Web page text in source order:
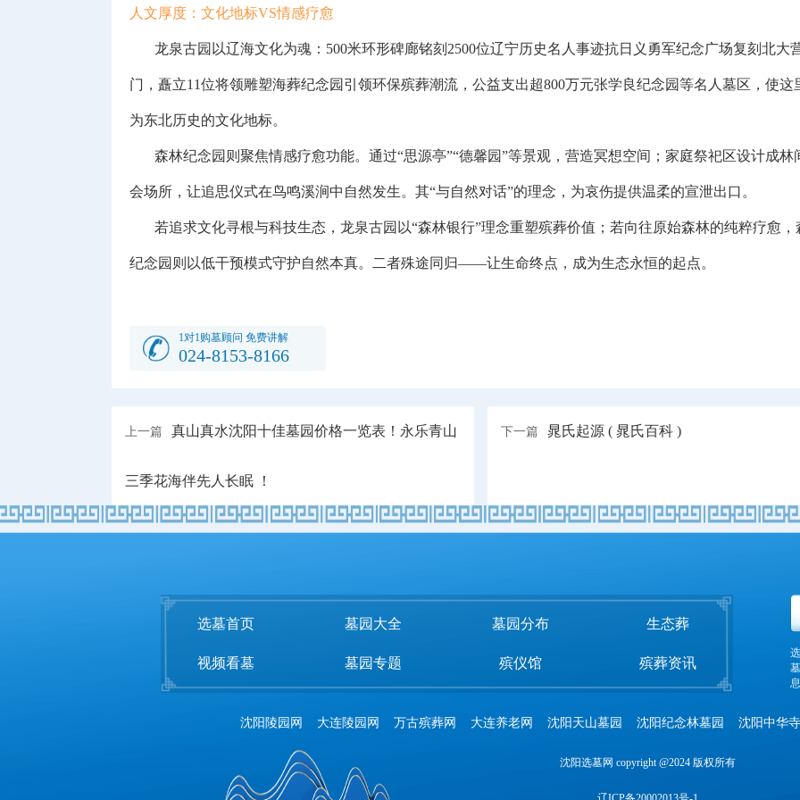
人文厚度：文化地标VS情感疗愈
龙泉古园以辽海文化为魂：500米环形碑廊铭刻2500位辽宁历史名人事迹抗日义勇军纪念广场复刻北大
门，矗立11位将领雕塑海葬纪念园引领环保殡葬潮流，公益支出超800万元张学良纪念园等名人墓区，使这
为东北历史的文化地标。
森林纪念园则聚焦情感疗愈功能。通过“思源亭”“德馨园”等景观，营造冥想空间；家庭祭祀区设计成林
会场所，让追思仪式在鸟鸣溪涧中自然发生。其“与自然对话”的理念，为哀伤提供温柔的宣泄出口。
若追求文化寻根与科技生态，龙泉古园以“森林银行”理念重塑殡葬价值；若向往原始森林的纯粹疗愈，
纪念园则以低干预模式守护自然本真。二者殊途同归——让生命终点，成为生态永恒的起点。
1对1购墓顾问 免费讲解
024-8153-8166
上一篇 真山真水沈阳十佳墓园价格一览表！永乐青山
三季花海伴先人长眠 ！
下一篇 晁氏起源 ( 晁氏百科 )
选墓首页 墓园大全 墓园分布 生态葬
视频看墓 墓园专题 殡仪馆 殡葬资讯
沈阳陵园网 大连陵园网 万古殡葬网 大连养老网 沈阳天山墓园 沈阳纪念林墓园 沈阳中华
沈阳选墓网 copyright @2024 版权所有